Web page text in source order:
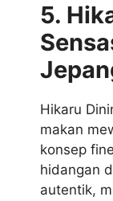
5.
Hikaru
makan
konsep
hidangan
autentik,